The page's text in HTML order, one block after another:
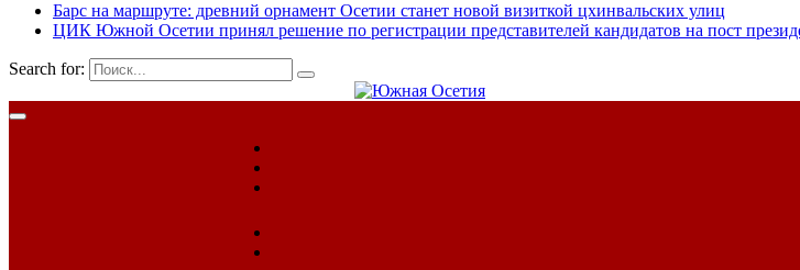
Барс на маршруте: древний орнамент Осетии станет новой визиткой цхинвальских улиц
ЦИК Южной Осетии принял решение по регистрации представителей кандидатов на пост
Search for: